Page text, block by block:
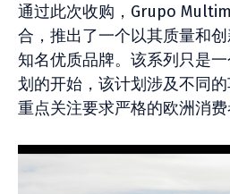
通过此次收购，Grupo
合，推出了一个以其质量和
知名优质品牌。该系列只是
划的开始，该计划涉及不同
重点关注要求严格的欧洲消费